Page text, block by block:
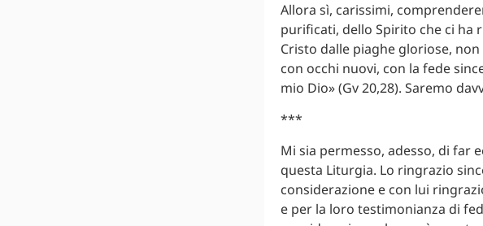
Allora sì, carissimi,
purificati, dello Spirito che ci ha
Cristo dalle piaghe gloriose,
con occhi nuovi, con la fede
mio Dio» (Gv 20,28). Saremo
***
Mi sia permesso, adesso, di far
questa Liturgia. Lo ringrazio
considerazione e con lui
e per la loro testimonianza di